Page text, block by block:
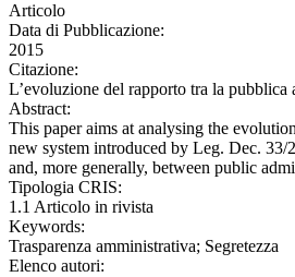
Articolo
Data di Pubblicazione:
2015
Citazione:
L’evoluzione del rapporto tra la
Abstract:
This paper aims at analysing the
new system introduced by Leg. Dec.
and, more generally, between public
Tipologia CRIS:
1.1 Articolo in rivista
Keywords:
Trasparenza amministrativa; Segretezza
Elenco autori: